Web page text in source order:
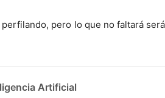
pero lo que no faltará
Artificial